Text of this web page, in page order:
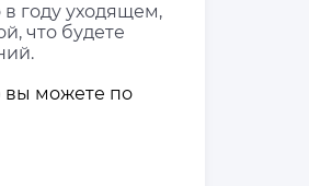
году уходящем,
что будете
вы можете по